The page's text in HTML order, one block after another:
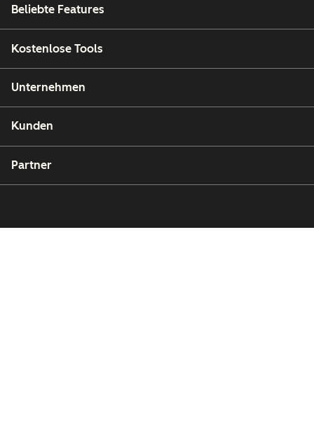
Beliebte Features
Kostenlose Tools
Unternehmen
Kunden
Partner